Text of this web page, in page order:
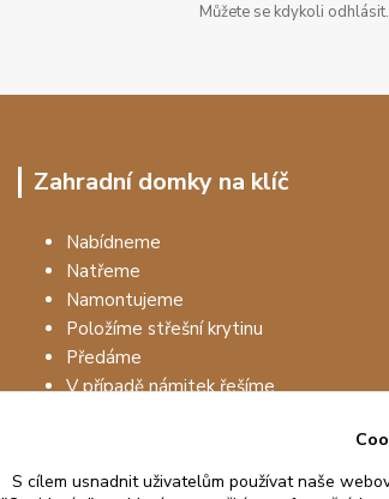
Můžete se kdykoli
Zahradní domky na klíč
Nabídneme
Natřeme
Namontujeme
Položíme střešní krytinu
Předáme
V případě námitek řešíme
S cílem usnadnit uživatelům používat naše